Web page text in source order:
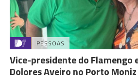
PESSOAS
Vice-presidente do Flamengo
Dolores Aveiro no Porto Moniz